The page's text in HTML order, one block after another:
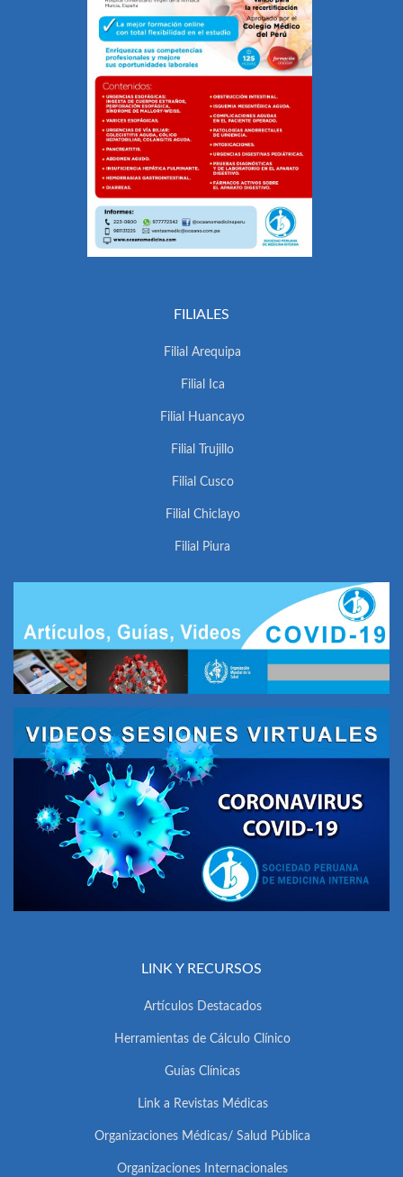
FILIALES
Filial Arequipa
Filial Ica
Filial Huancayo
Filial Trujillo
Filial Cusco
Filial Chiclayo
Filial Piura
LINK Y RECURSOS
Artículos Destacados
Herramientas de Cálculo Clínico
Guías Clínicas
Link a Revistas Médicas
Organizaciones Médicas/ Salud Pública
Organizaciones Internacionales